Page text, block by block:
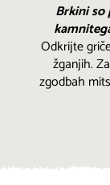
Brkini so
Odkrijte
žganjih.
zgodbah